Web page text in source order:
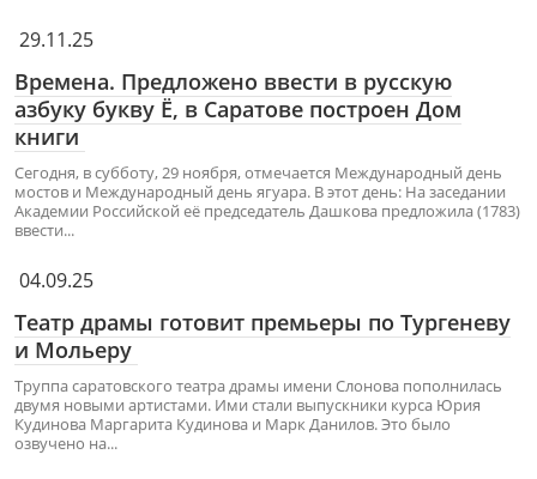
29.11.25
Времена. Предложено ввести в русскую
азбуку букву Ё, в Саратове построен Дом
книги
Сегодня, в субботу, 29 ноября, отмечается Международный день
мостов и Международный день ягуара. В этот день: На заседании
Академии Российской её председатель Дашкова предложила (1783)
ввести...
04.09.25
Театр драмы готовит премьеры по Тургеневу
и Мольеру
Труппа саратовского театра драмы имени Слонова пополнилась
двумя новыми артистами. Ими стали выпускники курса Юрия
Кудинова Маргарита Кудинова и Марк Данилов. Это было
озвучено на...